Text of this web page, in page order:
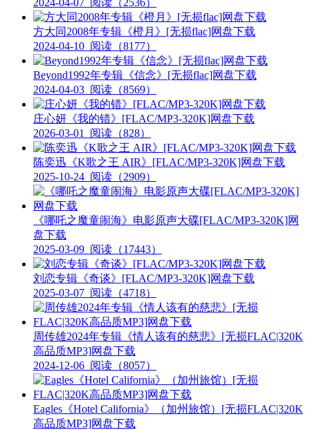
2024-04-07 阅读（2536）
方大同2008年专辑《橙月》[无损flac]网盘下载
2024-04-10 阅读（8177）
Beyond1992年专辑《信念》[无损flac]网盘下载
2024-04-03 阅读（8569）
庄心妍《我的错》[FLAC/MP3-320K]网盘下载
2026-03-01
阅读（828）
陈奕迅《K歌之王 AIR》[FLAC/MP3-320K]网盘下载
2025-10-24 阅读（2909）
《哪吒之魔童闹海》电影原声大碟[FLAC/MP3-320K]网
盘下载
2025-03-09 阅读（17443）
刘恋专辑《奇谈》[FLAC/MP3-320K]网盘下载
2025-03-07 阅读（4718）
周传雄2024年专辑《情人该有的慈悲》[无损FLAC|320K
高品质MP3]网盘下载
2024-12-06 阅读（8057）
Eagles《Hotel California》（加州旅馆）[无损FLAC|320K
高品质MP3]网盘下载